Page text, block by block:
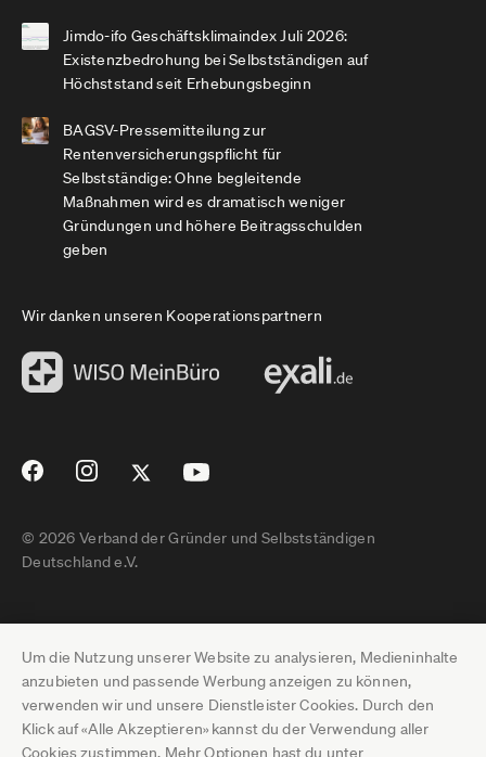
Um die Nutzung unserer Website zu analysieren, Medieninhalte
anzubieten und passende Werbung anzeigen zu können,
verwenden wir und unsere Dienstleister Cookies. Durch den
Klick auf «Alle Akzeptieren» kannst du der Verwendung aller
Cookies zustimmen. Mehr Optionen hast du unter
Jimdo-ifo Geschäftsklimaindex Juli 2026:
Existenzbedrohung bei Selbstständigen auf
Höchststand seit Erhebungsbeginn
BAGSV-Pressemitteilung zur
Rentenversicherungspflicht für
Selbstständige: Ohne begleitende
Maßnahmen wird es dramatisch weniger
Gründungen und höhere Beitragsschulden
geben
Wir danken unseren Kooperationspartnern
© 2026 Verband der Gründer und Selbstständigen
Deutschland e.V.
Impressum
Datenschutz
Pressebereich